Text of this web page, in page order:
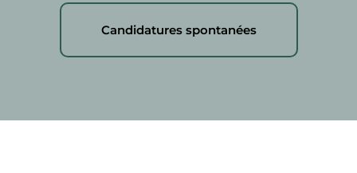
Candidatures spontanées